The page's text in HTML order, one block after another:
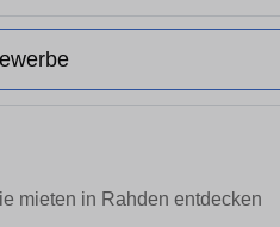
mieten in Rahden entdecken